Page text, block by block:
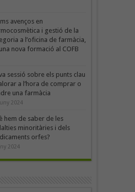
avenços en
i gestió de la
a l’oficina de farmàcia,
nova formació al COFB
sessió sobre els punts clau
a l’hora de comprar o
una farmàcia
2024
hem de saber de les
minoritàries i dels
orfes?
2024